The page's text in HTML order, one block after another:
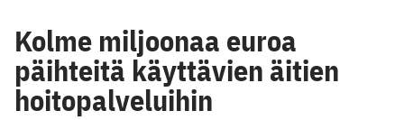
Kolme miljoonaa euroa
päihteitä käyttävien äitien
hoitopalveluihin